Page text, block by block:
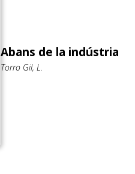
Abans de la indústria
Torro Gil, L.